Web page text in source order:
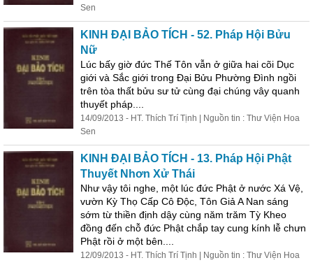
Sen
KINH ĐẠI BẢO TÍCH - 52. Pháp Hội Bửu
Nữ
Lúc bấy giờ đức Thế Tôn vẫn ở giữa hai cõi Dục
giới và Sắc giới trong Ðại Bửu Phường Ðình ngồi
trên tòa thất bửu sư tử cùng đại chúng vây quanh
thuyết pháp....
14/09/2013 - HT. Thích Trí Tịnh | Nguồn tin : Thư Viện Hoa
Sen
KINH ĐẠI BẢO TÍCH - 13. Pháp Hội Phật
Thuyết Nhơn Xử Thái
Như vậy tôi nghe, một lúc đức Phật ở nước Xá Vệ,
vườn Kỳ Thọ Cấp Cô Độc, Tôn Giả A Nan sáng
sớm từ thiền định dậy cùng năm trăm Tỳ Kheo
đồng đến chỗ đức Phật chắp tay cung kính lễ chưn
Phật rồi ở một bên....
12/09/2013 - HT. Thích Trí Tịnh | Nguồn tin : Thư Viện Hoa